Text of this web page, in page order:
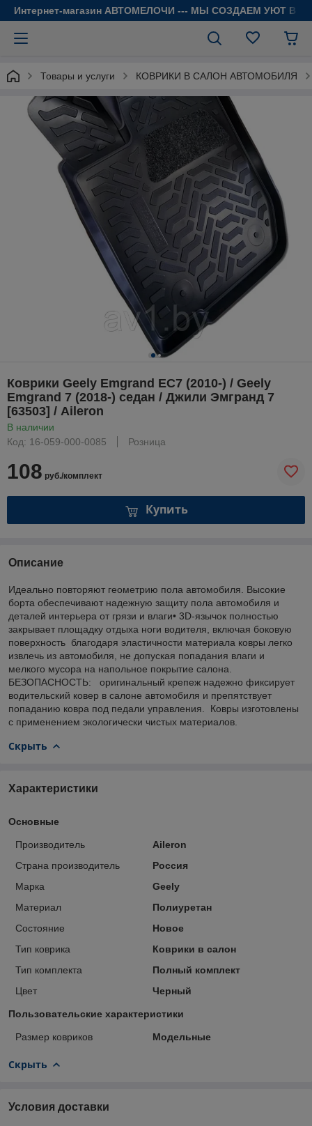
Интернет-магазин АВТОМЕЛОЧИ --- МЫ СОЗДАЕМ УЮТ В
Товары и услуги КОВРИКИ В САЛОН АВТОМОБИЛЯ
Коврики Geely Emgrand EC7 (2010-) / Geely
Emgrand 7 (2018-) седан / Джили Эмгранд 7
[63503] / Aileron
В наличии
Код: 16-059-000-0085
Розница
108 руб./комплект
Купить
Описание
Идеально повторяют геометрию пола автомобиля. Высокие
борта обеспечивают надежную защиту пола автомобиля и
деталей интерьера от грязи и влаги• 3D-язычок полностью
закрывает площадку отдыха ноги водителя, включая боковую
поверхность благодаря эластичности материала ковры легко
извлечь из автомобиля, не допуская попадания влаги и
мелкого мусора на напольное покрытие салона.
БЕЗОПАСНОСТЬ: оригинальный крепеж надежно фиксирует
водительский ковер в салоне автомобиля и препятствует
попаданию ковра под педали управления. Ковры изготовлены
с применением экологически чистых материалов.
Скрыть
Характеристики
Основные
Производитель
Aileron
Страна производитель
Россия
Марка
Geely
Материал
Полиуретан
Состояние
Новое
Тип коврика
Коврики в салон
Тип комплекта
Полный комплект
Цвет
Черный
Пользовательские характеристики
Размер ковриков Модельные
Скрыть
Условия доставки